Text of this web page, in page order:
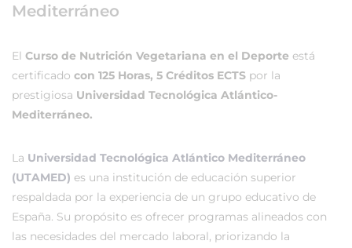
Mediterráneo
El Curso de Nutrición Vegetariana en el Deporte está
certificado con 125 Horas, 5 Créditos ECTS por la
prestigiosa Universidad Tecnológica Atlántico-
Mediterráneo.
La Universidad Tecnológica Atlántico Mediterráneo
(UTAMED) es una institución de educación superior
respaldada por la experiencia de un grupo educativo de
España. Su propósito es ofrecer programas alineados con
las necesidades del mercado laboral, priorizando la